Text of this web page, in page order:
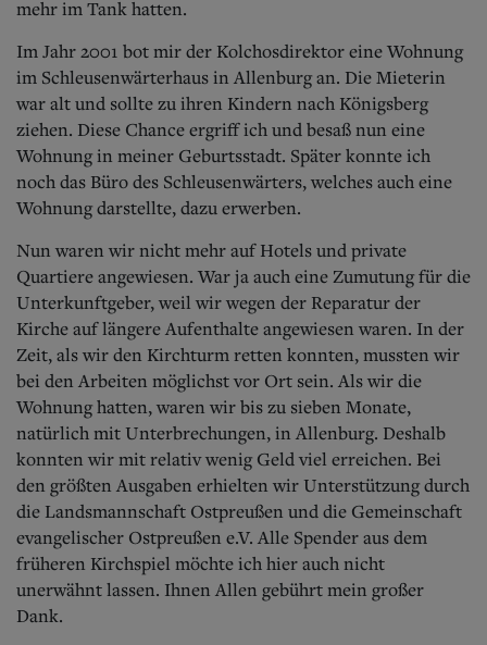
mehr im Tank hatten.
Im Jahr 2001 bot mir der Kolchosdirektor eine Wohnung
im Schleusenwärterhaus in Allenburg an. Die Mieterin
war alt und sollte zu ihren Kindern nach Königsberg
ziehen. Diese Chance ergriff ich und besaß nun eine
Wohnung in meiner Geburtsstadt. Später konnte ich
noch das Büro des Schleusenwärters, welches auch eine
Wohnung darstellte, dazu erwerben.
Nun waren wir nicht mehr auf Hotels und private
Quartiere angewiesen. War ja auch eine Zumutung für die
Unterkunftgeber, weil wir wegen der Reparatur der
Kirche auf längere Aufenthalte angewiesen waren. In der
Zeit, als wir den Kirchturm retten konnten, mussten wir
bei den Arbeiten möglichst vor Ort sein. Als wir die
Wohnung hatten, waren wir bis zu sieben Monate,
natürlich mit Unterbrechungen, in Allenburg. Deshalb
konnten wir mit relativ wenig Geld viel erreichen. Bei
den größten Ausgaben erhielten wir Unterstützung durch
die Landsmannschaft Ostpreußen und die Gemeinschaft
evangelischer Ostpreußen e.V. Alle Spender aus dem
früheren Kirchspiel möchte ich hier auch nicht
unerwähnt lassen. Ihnen Allen gebührt mein großer
Dank.